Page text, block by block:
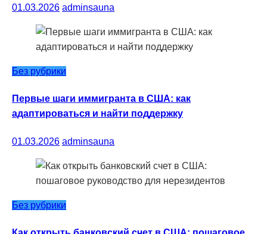
01.03.2026 adminsauna
Без рубрики
Первые шаги иммигранта в США: как
адаптироваться и найти поддержку
01.03.2026 adminsauna
Без рубрики